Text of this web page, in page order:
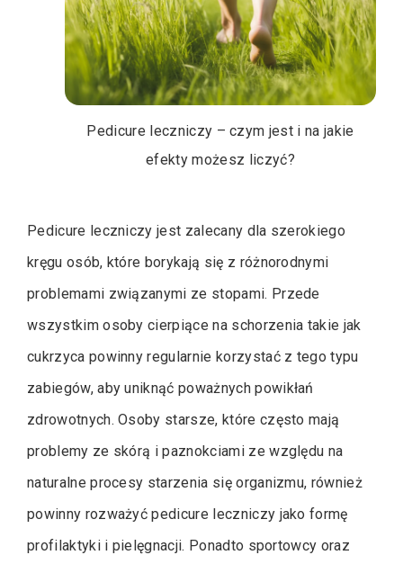
Pedicure leczniczy – czym jest i na jakie
efekty możesz liczyć?
Pedicure leczniczy jest zalecany dla szerokiego
kręgu osób, które borykają się z różnorodnymi
problemami związanymi ze stopami. Przede
wszystkim osoby cierpiące na schorzenia takie jak
cukrzyca powinny regularnie korzystać z tego typu
zabiegów, aby uniknąć poważnych powikłań
zdrowotnych. Osoby starsze, które często mają
problemy ze skórą i paznokciami ze względu na
naturalne procesy starzenia się organizmu, również
powinny rozważyć pedicure leczniczy jako formę
profilaktyki i pielęgnacji. Ponadto sportowcy oraz